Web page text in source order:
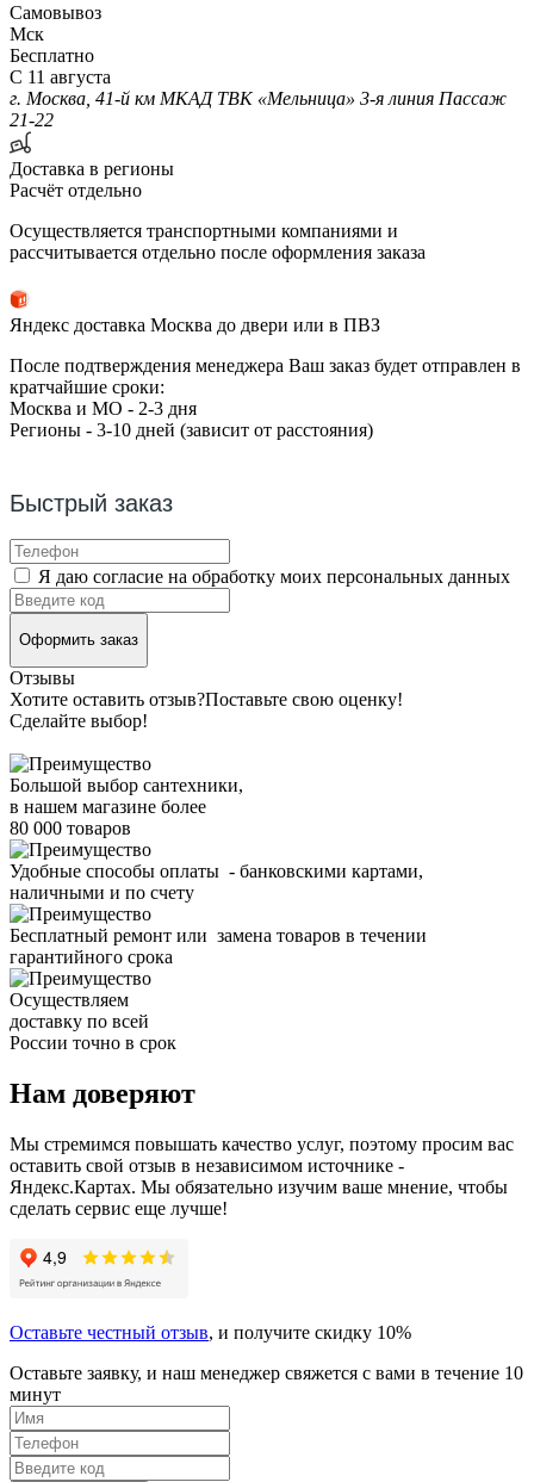
Самовывоз
Мск
Бесплатно
С 11 августа
г. Москва, 41-й км МКАД ТВК «Мельница» 3-я линия Пассаж
21-22
Доставка в регионы
Расчёт отдельно
Осуществляется транспортными компаниями и
рассчитывается отдельно после оформления заказа
Яндекс доставка Москва до двери или в ПВЗ
После подтверждения менеджера Ваш заказ будет отправлен в
кратчайшие сроки:
Москва и МО - 2-3 дня
Регионы - 3-10 дней (зависит от расстояния)
Быстрый заказ
Я даю согласие на обработку моих персональных данных
Оформить заказ
Отзывы
Хотите оставить отзыв?Поставьте свою оценку!
Сделайте выбор!
Большой выбор сантехники,
в нашем магазине более
80 000 товаров
Удобные способы оплаты - банковскими картами,
наличными и по счету
Бесплатный ремонт или замена товаров в течении
гарантийного срока
Осуществляем
доставку по всей
России точно в срок
Нам доверяют
Мы стремимся повышать качество услуг, поэтому просим вас
оставить свой отзыв в независимом источнике -
Яндекс.Картах. Мы обязательно изучим ваше мнение, чтобы
сделать сервис еще лучше!
Оставьте честный отзыв, и получите скидку 10%
Оставьте заявку, и наш менеджер свяжется с вами в течение 10
минут